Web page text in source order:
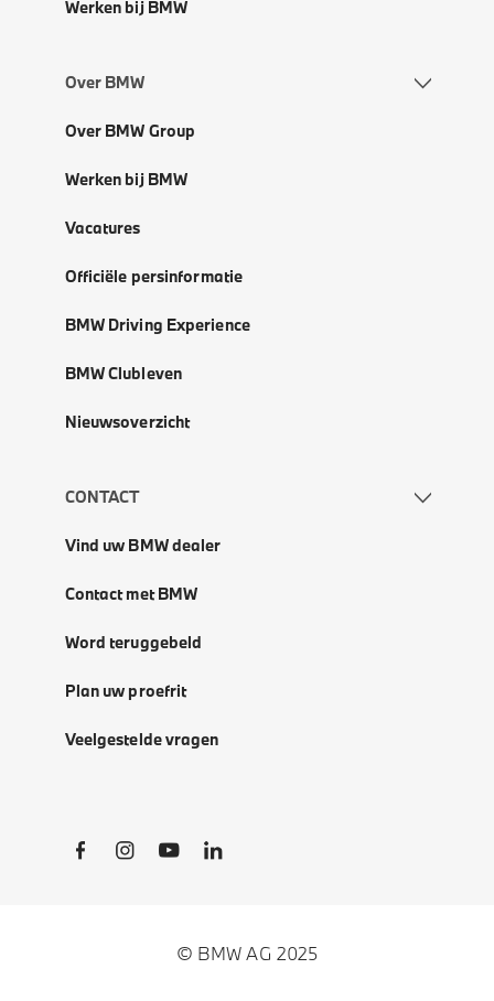
Werken bij BMW
Over BMW
Over BMW Group
Werken bij BMW
Vacatures
Officiële persinformatie
BMW Driving Experience
BMW Clubleven
Nieuwsoverzicht
CONTACT
Vind uw BMW dealer
Contact met BMW
Word teruggebeld
Plan uw proefrit
Veelgestelde vragen
Social Links
© BMW AG 2025